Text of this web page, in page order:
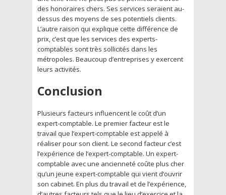
des honoraires chers. Ses services seraient au-
dessus des moyens de ses potentiels clients.
L’autre raison qui explique cette différence de
prix, c’est que les services des experts-
comptables sont très sollicités dans les
métropoles. Beaucoup d’entreprises y exercent
leurs activités.
Conclusion
Plusieurs facteurs influencent le coût d’un
expert-comptable. Le premier facteur est le
travail que l’expert-comptable est appelé à
réaliser pour son client. Le second facteur c’est
l’expérience de l’expert-comptable. Un expert-
comptable avec une ancienneté coûte plus cher
qu’un jeune expert-comptable qui vient d’ouvrir
son cabinet. En plus du travail et de l’expérience,